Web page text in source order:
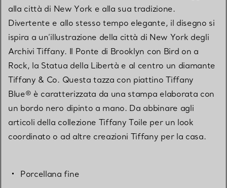
alla città di New York e alla sua tradizione.
Divertente e allo stesso tempo elegante, il disegno si
ispira a un’illustrazione della città di New York degli
Archivi Tiffany. Il Ponte di Brooklyn con Bird on a
Rock, la Statua della Libertà e al centro un diamante
Tiffany & Co. Questa tazza con piattino Tiffany
Blue® è caratterizzata da una stampa elaborata con
un bordo nero dipinto a mano. Da abbinare agli
articoli della collezione Tiffany Toile per un look
coordinato o ad altre creazioni Tiffany per la casa.
Porcellana fine